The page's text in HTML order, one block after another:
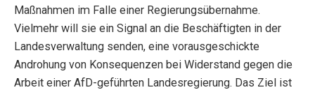
Maßnahmen im Falle einer Regierungsübernahme.
Vielmehr will sie ein Signal an die Beschäftigten in der
Landesverwaltung senden, eine vorausgeschickte
Androhung von Konsequenzen bei Widerstand gegen die
Arbeit einer AfD-geführten Landesregierung. Das Ziel ist